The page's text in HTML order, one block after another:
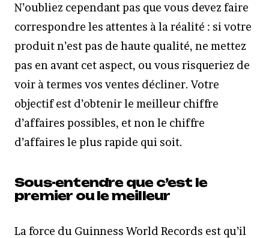
N’oubliez cependant pas que vous devez faire
correspondre les attentes à la réalité : si votre
produit n’est pas de haute qualité, ne mettez
pas en avant cet aspect, ou vous risqueriez de
voir à termes vos ventes décliner. Votre
objectif est d’obtenir le meilleur chiffre
d’affaires possibles, et non le chiffre
d’affaires le plus rapide qui soit.
Sous-entendre que c’est le
premier ou le meilleur
La force du Guinness World Records est qu’il